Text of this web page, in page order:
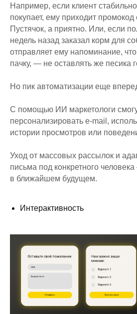
Например, если клиент
покупает, ему приходит промокод
Пустячок, а приятно. Или, если
недель назад заказал корм для
отправляет ему напоминание,
пачку, — не оставлять же песика
Но пик автоматизации еще
С помощью ИИ маркетологи
персонализировать e-mail,
истории просмотров или
Уход от массовых рассылок и
письма под конкретного
в ближайшем будущем.
Интерактивность